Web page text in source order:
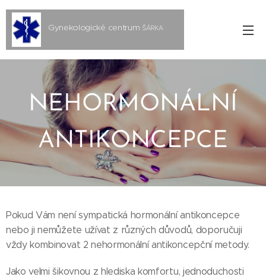
Gynekologické centrum ŠÁRKA
NEHORMONÁLNÍ
ANTIKONCEPCE
Pokud Vám není sympatická hormonální antikoncepce
nebo ji nemůžete užívat z různých důvodů, doporučuji
vždy kombinovat 2 nehormonální antikoncepční metody.
Jako velmi šikovnou z hlediska komfortu, jednoduchosti